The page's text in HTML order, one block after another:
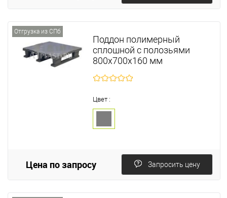
Отгрузка из СПб
Поддон полимерный
сплошной с полозьями
800х700х160 мм
Цвет :
Цена по запросу Запросить цену